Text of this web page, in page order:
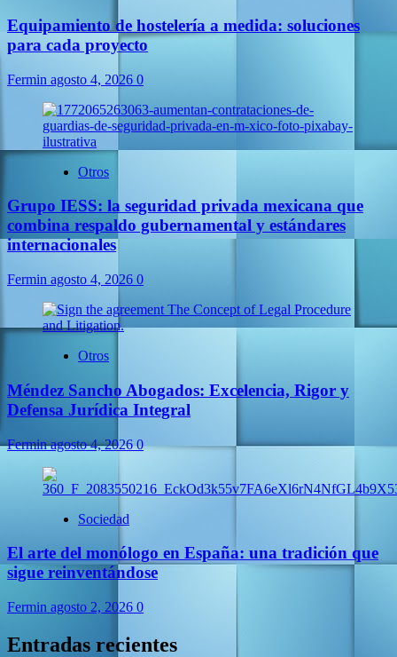
Equipamiento de hostelería a medida: soluciones
para cada proyecto
Fermin agosto 4, 2026 0
Otros
Grupo IESS: la seguridad privada mexicana que
combina respaldo gubernamental y estándares
internacionales
Fermin agosto 4, 2026 0
Otros
Méndez Sancho Abogados: Excelencia, Rigor y
Defensa Jurídica Integral
Ferminagosto 4, 20260
Sociedad
El arte del monólogo en España: una tradición que
sigue reinventándose
Fermin agosto 2, 2026 0
Entradas recientes